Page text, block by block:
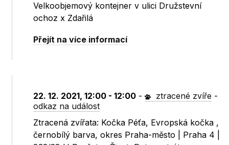
Velkoobjemový kontejner v ulici Družstevní
ochoz x Zdařilá
Přejít na více informací
22. 12. 2021, 12:00 - 12:00 - ztracené zvíře -
odkaz na událost
Ztracená zvířata: Kočka Péťa, Evropská kočka ,
černobílý barva, okres Praha-město | Praha 4 |